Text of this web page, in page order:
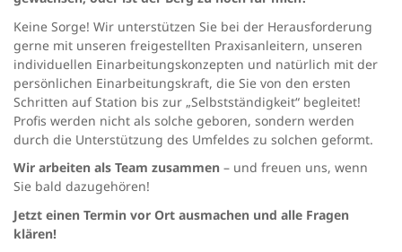
Keine Sorge! Wir unterstützen Sie bei der Herausforderung
gerne mit unseren freigestellten Praxisanleitern, unseren
individuellen Einarbeitungskonzepten und natürlich mit der
persönlichen Einarbeitungskraft, die Sie von den ersten
Schritten auf Station bis zur „Selbstständigkeit“ begleitet!
Profis werden nicht als solche geboren, sondern werden
durch die Unterstützung des Umfeldes zu solchen geformt.
Wir arbeiten als Team zusammen – und freuen uns, wenn
Sie bald dazugehören!
Jetzt einen Termin vor Ort ausmachen und alle Fragen
klären!